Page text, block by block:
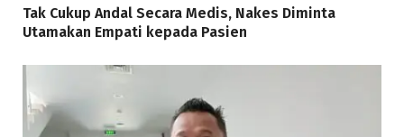
Tak Cukup Andal Secara Medis, Nakes Diminta
Utamakan Empati kepada Pasien